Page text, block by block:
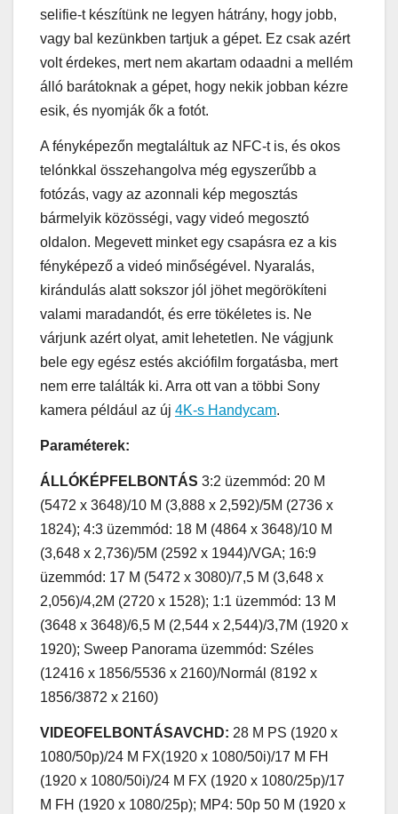
selifie-t készítünk ne legyen hátrány, hogy jobb,
vagy bal kezünkben tartjuk a gépet. Ez csak azért
volt érdekes, mert nem akartam odaadni a mellém
álló barátoknak a gépet, hogy nekik jobban kézre
esik, és nyomják ők a fotót.
A fényképezőn megtaláltuk az NFC-t is, és okos
telónkkal összehangolva még egyszerűbb a
fotózás, vagy az azonnali kép megosztás
bármelyik közösségi, vagy videó megosztó
oldalon. Megevett minket egy csapásra ez a kis
fényképező a videó minőségével. Nyaralás,
kirándulás alatt sokszor jól jöhet megörökíteni
valami maradandót, és erre tökéletes is. Ne
várjunk azért olyat, amit lehetetlen. Ne vágjunk
bele egy egész estés akciófilm forgatásba, mert
nem erre találták ki. Arra ott van a többi Sony
kamera például az új 4K-s Handycam.
Paraméterek:
ÁLLÓKÉPFELBONTÁS 3:2 üzemmód: 20 M
(5472 x 3648)/10 M (3,888 x 2,592)/5M (2736 x
1824); 4:3 üzemmód: 18 M (4864 x 3648)/10 M
(3,648 x 2,736)/5M (2592 x 1944)/VGA; 16:9
üzemmód: 17 M (5472 x 3080)/7,5 M (3,648 x
2,056)/4,2M (2720 x 1528); 1:1 üzemmód: 13 M
(3648 x 3648)/6,5 M (2,544 x 2,544)/3,7M (1920 x
1920); Sweep Panorama üzemmód: Széles
(12416 x 1856/5536 x 2160)/Normál (8192 x
1856/3872 x 2160)
VIDEOFELBONTÁSAVCHD: 28 M PS (1920 x
1080/50p)/24 M FX(1920 x 1080/50i)/17 M FH
(1920 x 1080/50i)/24 M FX (1920 x 1080/25p)/17
M FH (1920 x 1080/25p); MP4: 50p 50 M (1920 x